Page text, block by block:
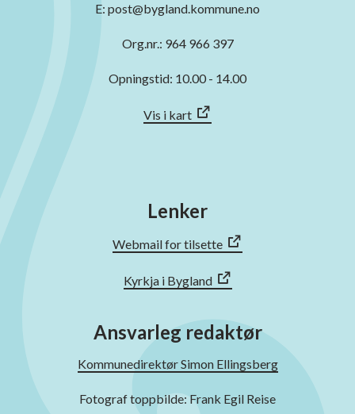
E: post@bygland.kommune.no
Org.nr.: 964 966 397
Opningstid: 10.00 - 14.00
Vis i kart
Lenker
Webmail for tilsette
Kyrkja i Bygland
Ansvarleg redaktør
Kommunedirektør Simon Ellingsberg
Fotograf toppbilde: Frank Egil Reise